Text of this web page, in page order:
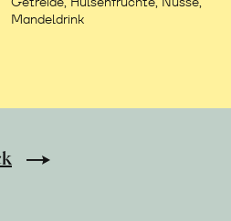
Mandeldrink